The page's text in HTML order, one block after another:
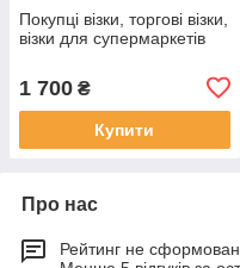
Покупці візки, торгові візки,
візки для супермаркетів
1 700 ₴
Купити
Про нас
Рейтинг не